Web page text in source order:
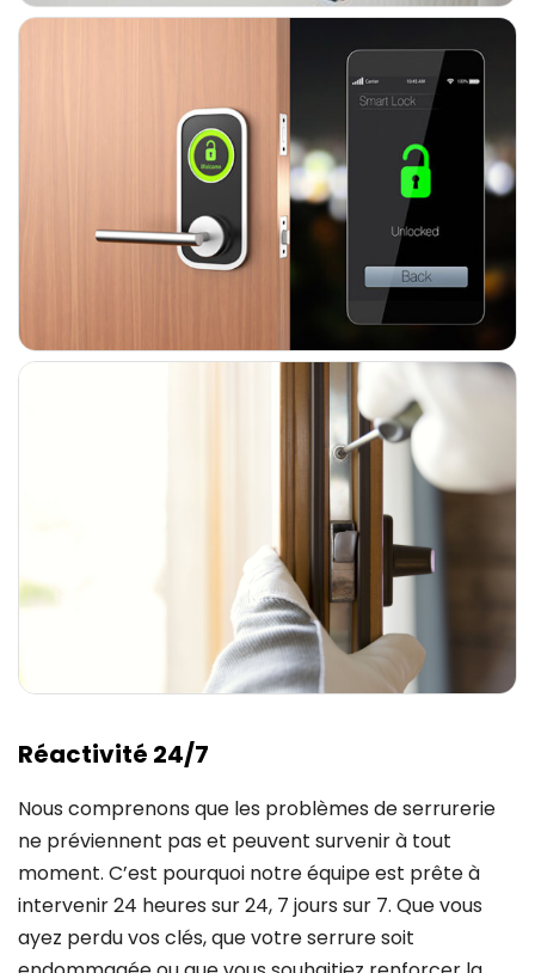
Réactivité 24/7
Nous comprenons que les problèmes de serrurerie
ne préviennent pas et peuvent survenir à tout
moment. C’est pourquoi notre équipe est prête à
intervenir 24 heures sur 24, 7 jours sur 7. Que vous
ayez perdu vos clés, que votre serrure soit